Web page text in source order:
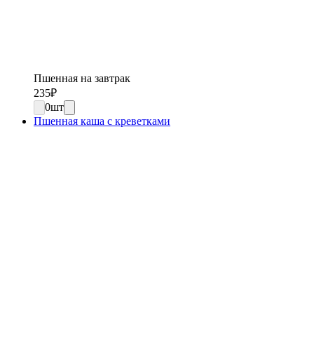
Пшенная на завтрак
235₽
0шт
Пшенная каша с креветками